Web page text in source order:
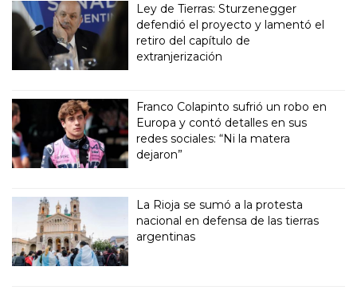
Ley de Tierras: Sturzenegger
defendió el proyecto y lamentó el
retiro del capítulo de
extranjerización
Franco Colapinto sufrió un robo en
Europa y contó detalles en sus
redes sociales: “Ni la matera
dejaron”
La Rioja se sumó a la protesta
nacional en defensa de las tierras
argentinas